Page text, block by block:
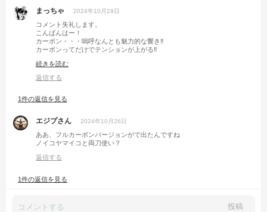
まっちゃ 2024年10月29日
コメント失礼します。
こんばんはー！
カーボン・・・嗚呼なんとも魅力的な響き‼︎
カーボンってだけでテンションが上がる‼︎
ずっとやられております。
良いですねー😍
続きを読む
返信する
1件の返信を見る
エジプさん 2024年10月26日
ああ、フルカーボンバージョンがで出たんですね
ノイコヤマイコと両刀使い？
返信する
1件の返信を見る
投稿